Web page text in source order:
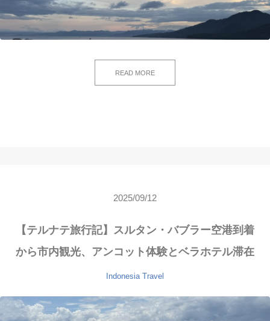
READ MORE
2025/09/12
【テルナテ旅行記】スルタン・バブラー空港到着
から市内観光、アンコット体験とベラホテル滞在
Indonesia Travel